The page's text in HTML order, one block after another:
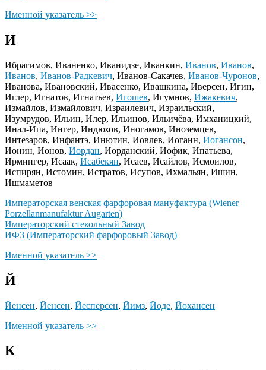
Именной указатель >>
И
Ибрагимов, Иваненко, Иванидзе, Иванкин, Иванов, Иванов,
Иванов, Иванов-Радкевич, Иванов-Сакачев, Иванов-Чуронов,
Иванова, Ивановский, Ивасенко, Ивашкина, Иверсен, Игин,
Иглер, Игнатов, Игнатьев, Игошев, Игумнов, Ижакевич,
Измайлов, Измайлович, Израилевич, Израильский,
Изумрудов, Ильин, Илер, Ильинов, Ильичёва, Имханицкий,
Инал-Ипа, Ингер, Индюхов, Иногамов, Иноземцев,
Интезаров, Инфантэ, Инютин, Иовлев, Иоганн, Иогансон,
Ионин, Ионов, Иордан, Иорданский, Иофик, Ипатьева,
Ирмингер, Исаак, Исабекян, Исаев, Исайлов, Исмоилов,
Испирян, Истомин, Истратов, Исупов, Ихмальян, Ишин,
Ишмаметов
Императорская венская фарфоровая мануфактура (Wiener
Porzellanmanufaktur Augarten)
Императорский стекольный Завод
ИФЗ (Императорский фарфоровый Завод)
Именной указатель >>
Й
Йенсен, Йенсен, Йесперсен, Йимз, Йоде, Йохансен
Именной указатель >>
К